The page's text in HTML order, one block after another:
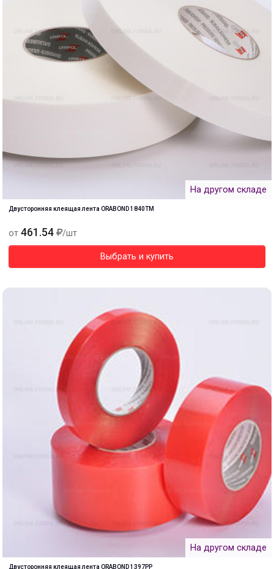
На другом складе
Двусторонняя клеящая лента ORABOND 1840ТМ
от 461.54 /шт
Выбрать и купить
На другом складе
Двусторонняя клеящая лента ORABOND 1397PP